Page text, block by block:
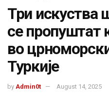
Три искуства
се пропуштат
во
Туркије
by Admin0t August 14, 2025